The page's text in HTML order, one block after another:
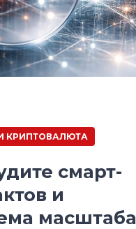
КРИПТОВАЛЮТА
смарт-
и
масштаба